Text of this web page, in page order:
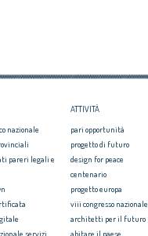
nazionale
pareri legali e
servizi
ATTIVITÀ
pari opportunità
progetto di futuro
design for peace
centenario
progetto europa
viii congresso nazionale
architetti per il futuro
abitare il paese